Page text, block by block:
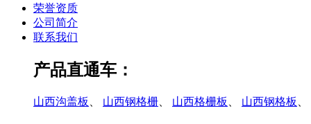
荣誉资质
公司简介
联系我们
产品直通车：
山西沟盖板 山西钢格栅 山西格栅板 山西钢格板